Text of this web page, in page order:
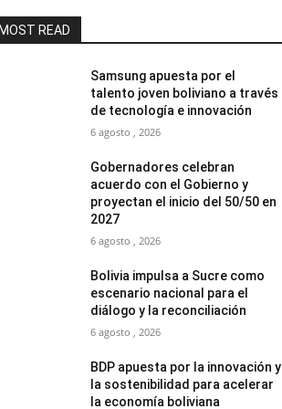
READ
Samsung apuesta por el
talento joven boliviano a través
de tecnología e innovación
6 agosto , 2026
Gobernadores celebran
acuerdo con el Gobierno y
proyectan el inicio del 50/50 en
2027
6 agosto , 2026
Bolivia impulsa a Sucre como
escenario nacional para el
diálogo y la reconciliación
6 agosto , 2026
BDP apuesta por la innovación y
la sostenibilidad para acelerar
la economía boliviana